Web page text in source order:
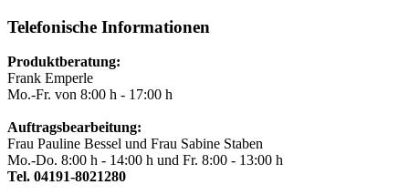
Telefonische Informationen
Produktberatung:
Frank Emperle
Mo.-Fr. von 8:00 h - 17:00 h
Auftragsbearbeitung:
Frau Pauline Bessel und Frau Sabine Staben
Mo.-Do. 8:00 h - 14:00 h und Fr. 8:00 - 13:00 h
Tel. 04191-8021280